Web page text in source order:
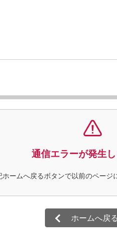
通信エラーが発生し
ームへ戻るボタンで以前のページ
ホームへ戻る